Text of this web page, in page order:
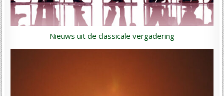
Nieuws uit de classicale vergadering